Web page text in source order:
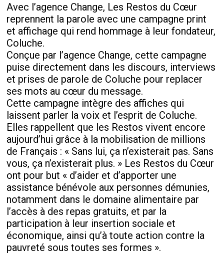
Avec l’agence Change, Les Restos du Cœur
reprennent la parole avec une campagne print
et affichage qui rend hommage à leur fondateur,
Coluche.
Conçue par l’agence Change, cette campagne
puise directement dans les discours, interviews
et prises de parole de Coluche pour replacer
ses mots au cœur du message.
Cette campagne intègre des affiches qui
laissent parler la voix et l’esprit de Coluche.
Elles rappellent que les Restos vivent encore
aujourd’hui grâce à la mobilisation de millions
de Français : « Sans lui, ça n’existerait pas. Sans
vous, ça n’existerait plus. » Les Restos du Cœur
ont pour but « d’aider et d’apporter une
assistance bénévole aux personnes démunies,
notamment dans le domaine alimentaire par
l’accès à des repas gratuits, et par la
participation à leur insertion sociale et
économique, ainsi qu’à toute action contre la
pauvreté sous toutes ses formes ».